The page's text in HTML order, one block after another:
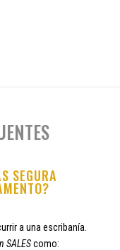
SEGURA
a una escribanía.
SALEScomo: